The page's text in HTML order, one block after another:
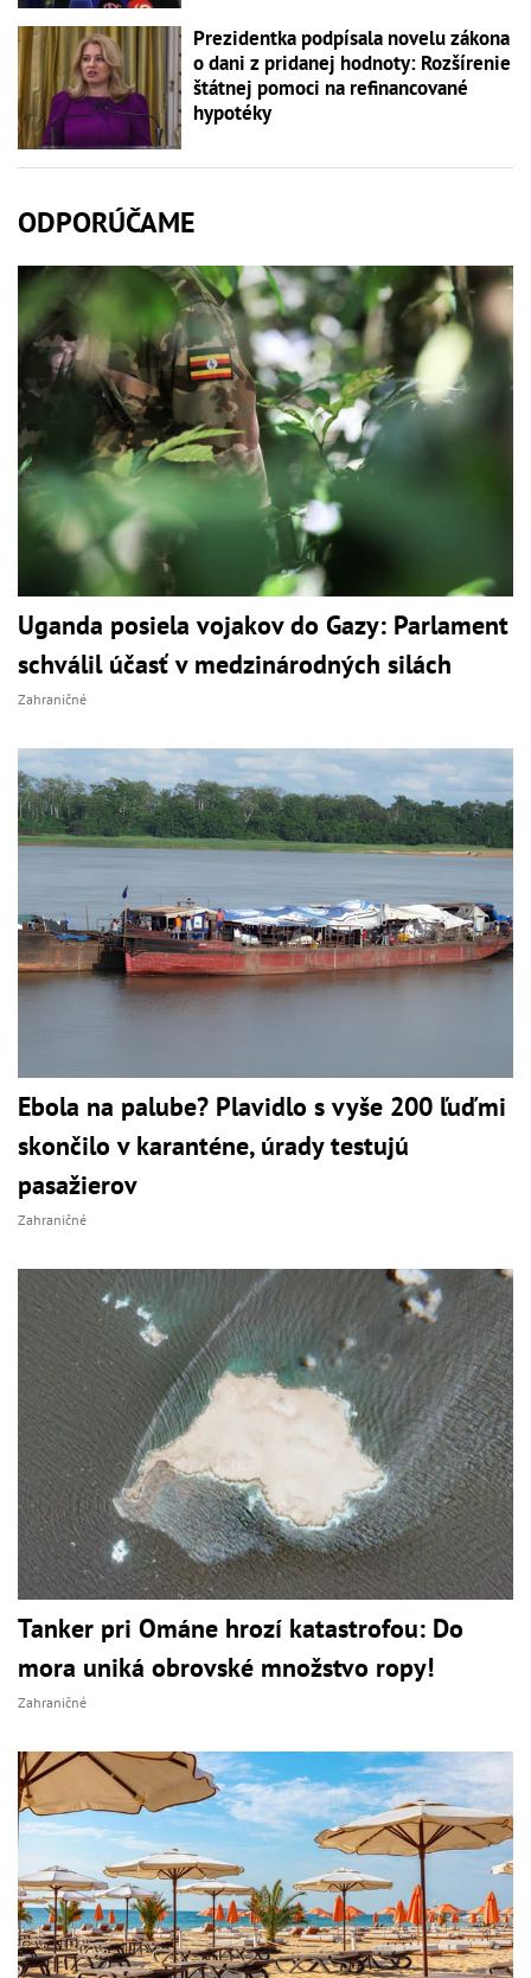
Prezidentka podpísala novelu zákona
o dani z pridanej hodnoty: Rozšírenie
štátnej pomoci na refinancované
hypotéky
ODPORÚČAME
Uganda posiela vojakov do Gazy: Parlament
schválil účasť v medzinárodných silách
Zahraničné
Ebola na palube? Plavidlo s vyše 200 ľuďmi
skončilo v karanténe, úrady testujú
pasažierov
Zahraničné
Tanker pri Ománe hrozí katastrofou: Do
mora uniká obrovské množstvo ropy!
Zahraničné